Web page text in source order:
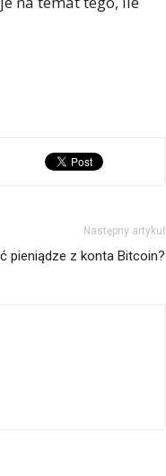
Następny artykuł
pieniądze z konta Bitcoin?